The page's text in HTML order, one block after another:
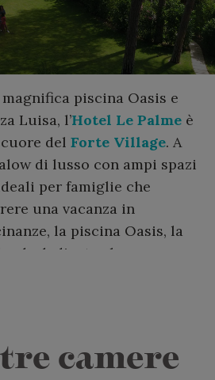
piscina Oasis e
Luisa, l’Hotel Le Palme è
del Forte Village. A
di lusso con ampi spazi
per famiglie che
una vacanza in
la piscina Oasis, la
dedicata al
l’acquapark e il
di stanza da bagno
camere